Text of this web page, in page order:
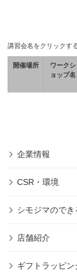
講習会名をクリックす
開催場所
ワークシ
ョップ名
企業情報
CSR・環境
シモジマのでき
店舗紹介
ギフトラッピン